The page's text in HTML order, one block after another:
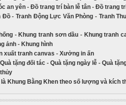
an yên - Đồ trang trí bàn lễ tân - Đồ trang
Đồ- Tranh Động Lực Văn Phòng - Tranh
- Khung tranh sơn dầu - Khung tranh
ảnh - Khung hình
xuất tranh canvas - Xưởng in ấn
Quà tặng đối tác - Quà tặng ngày lễ - Quà
là Khung Bằng Khen theo số lượng và kích